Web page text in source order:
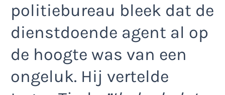
politiebureau bleek dat de
dienstdoende agent al op
de hoogte was van een
ongeluk. Hij vertelde